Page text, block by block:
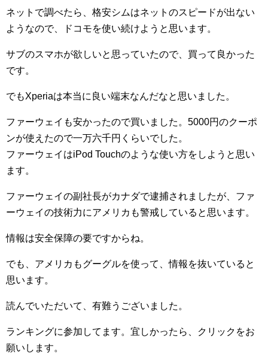
ネットで調べたら、格安シムはネットのスピードが出ない
ようなので、ドコモを使い続けようと思います。
サブのスマホが欲しいと思っていたので、買って良かった
です。
でもXperiaは本当に良い端末なんだなと思いました。
ファーウェイも安かったので買いました。5000円のクーポ
ンが使えたので一万六千円くらいでした。
ファーウェイはiPod Touchのような使い方をしようと思い
ます。
ファーウェイの副社長がカナダで逮捕されましたが、ファ
ーウェイの技術力にアメリカも警戒していると思います。
情報は安全保障の要ですからね。
でも、アメリカもグーグルを使って、情報を抜いていると
思います。
読んでいただいて、有難うございました。
ランキングに参加してます。宜しかったら、クリックをお
願いします。